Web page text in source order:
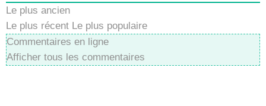
Le plus ancien
Le plus récent Le plus populaire
Commentaires en ligne
Afficher tous les commentaires